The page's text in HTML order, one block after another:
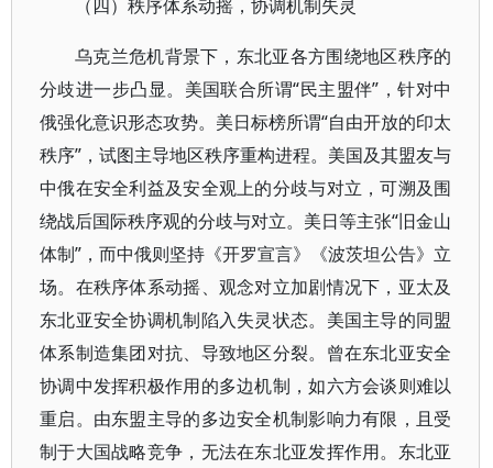
（四）秩序体系动摇，协调机制失灵
乌克兰危机背景下，东北亚各方围绕地区秩序的
分歧进一步凸显。美国联合所谓“民主盟伴”，针对中
俄强化意识形态攻势。美日标榜所谓“自由开放的印太
秩序”，试图主导地区秩序重构进程。美国及其盟友与
中俄在安全利益及安全观上的分歧与对立，可溯及围
绕战后国际秩序观的分歧与对立。美日等主张“旧金山
体制”，而中俄则坚持《开罗宣言》《波茨坦公告》立
场。在秩序体系动摇、观念对立加剧情况下，亚太及
东北亚安全协调机制陷入失灵状态。美国主导的同盟
体系制造集团对抗、导致地区分裂。曾在东北亚安全
协调中发挥积极作用的多边机制，如六方会谈则难以
重启。由东盟主导的多边安全机制影响力有限，且受
制于大国战略竞争，无法在东北亚发挥作用。东北亚